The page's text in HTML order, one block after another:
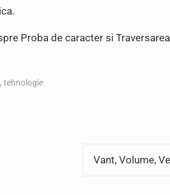
Proba de caracter si
, tehnologie
Vant, Volume,